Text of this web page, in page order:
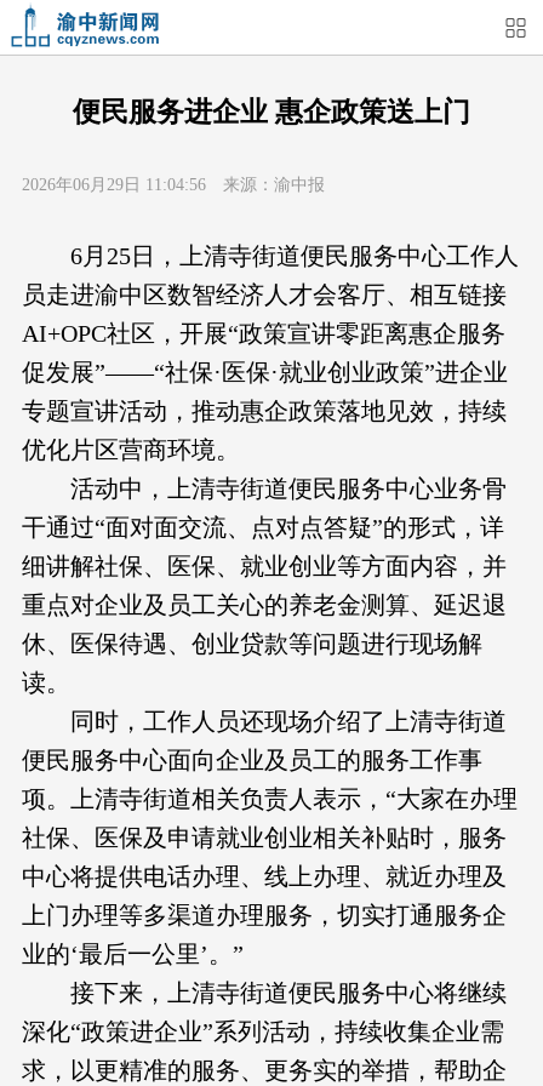
首页 媒体关注 今日头条 热点新闻
渝中新闻 特别关注 部门动态
企业信息 吃在渝中 住在渝中 行在渝中
形象片 短视频 荟睛彩 直播回看
便民服务进企业 惠企政策送上门
2026年06月29日 11:04:56 来源：渝中报
6月25日，上清寺街道便民服务中心工作人
员走进渝中区数智经济人才会客厅、相互链接
AI+OPC社区，开展“政策宣讲零距离惠企服务
促发展”——“社保·医保·就业创业政策”进企业
专题宣讲活动，推动惠企政策落地见效，持续
优化片区营商环境。
活动中，上清寺街道便民服务中心业务骨
干通过“面对面交流、点对点答疑”的形式，详
细讲解社保、医保、就业创业等方面内容，并
重点对企业及员工关心的养老金测算、延迟退
休、医保待遇、创业贷款等问题进行现场解
读。
同时，工作人员还现场介绍了上清寺街道
便民服务中心面向企业及员工的服务工作事
项。上清寺街道相关负责人表示，“大家在办理
社保、医保及申请就业创业相关补贴时，服务
中心将提供电话办理、线上办理、就近办理及
上门办理等多渠道办理服务，切实打通服务企
业的‘最后一公里’。”
接下来，上清寺街道便民服务中心将继续
深化“政策进企业”系列活动，持续收集企业需
求，以更精准的服务、更务实的举措，帮助企